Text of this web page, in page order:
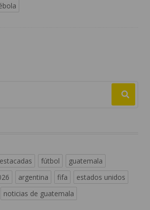
fútbol
guatemala
argentina fifa
estados unidos
noticias de guatemala